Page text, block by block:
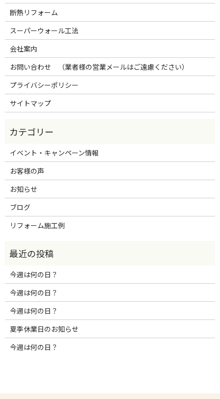
断熱リフォーム
スーパーウォール工法
会社案内
お問い合わせ （業者様の営業メールはご遠慮ください）
プライバシーポリシー
サイトマップ
イベント・キャンペーン情報
お客様の声
お知らせ
ブログ
リフォーム施工例
今週は何の日？
今週は何の日？
今週は何の日？
夏季休業日のお知らせ
今週は何の日？